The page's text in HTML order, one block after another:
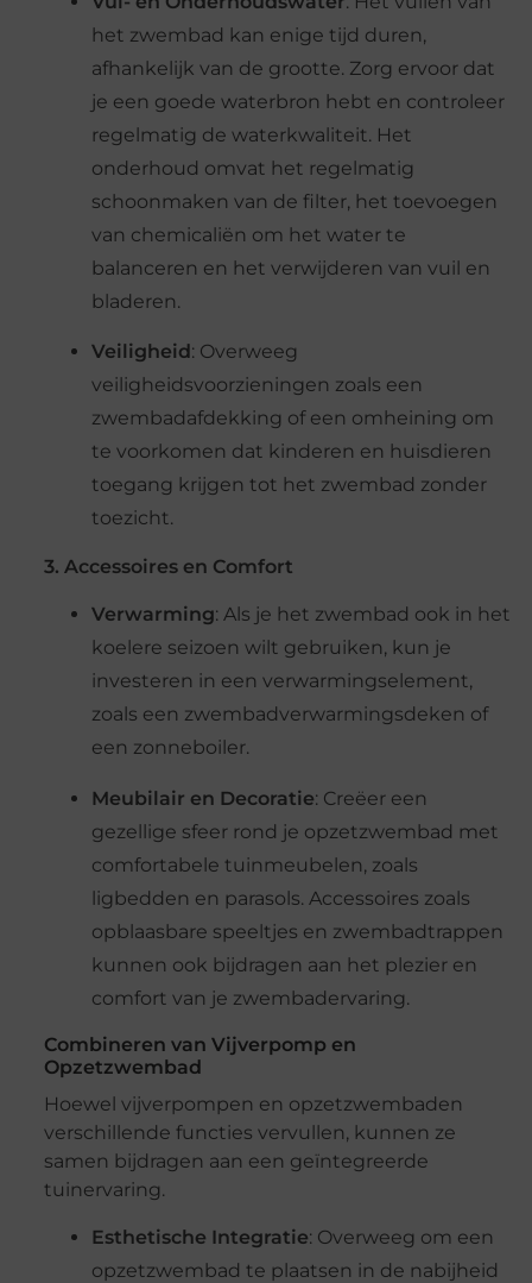
het zwembad kan enige tijd duren,
afhankelijk van de grootte. Zorg ervoor dat
je een goede waterbron hebt en controleer
regelmatig de waterkwaliteit. Het
onderhoud omvat het regelmatig
schoonmaken van de filter, het toevoegen
van chemicaliën om het water te
balanceren en het verwijderen van vuil en
bladeren.
Veiligheid : Overweeg
veiligheidsvoorzieningen zoals een
zwembadafdekking of een omheining om
te voorkomen dat kinderen en huisdieren
toegang krijgen tot het zwembad zonder
toezicht.
3. Accessoires en Comfort
Verwarming: Als je het zwembad ook in het
koelere seizoen wilt gebruiken, kun je
investeren in een verwarmingselement,
zoals een zwembadverwarmingsdeken of
een zonneboiler.
Meubilair en Decoratie: Creëer een
gezellige sfeer rond je opzetzwembad met
comfortabele tuinmeubelen, zoals
ligbedden en parasols. Accessoires zoals
opblaasbare speeltjes en zwembadtrappen
kunnen ook bijdragen aan het plezier en
comfort van je zwembadervaring.
Combineren van Vijverpomp en
Opzetzwembad
Hoewel vijverpompen en opzetzwembaden
verschillende functies vervullen, kunnen ze
samen bijdragen aan een geïntegreerde
tuinervaring.
Esthetische Integratie: Overweeg om een
opzetzwembad te plaatsen in de nabijheid